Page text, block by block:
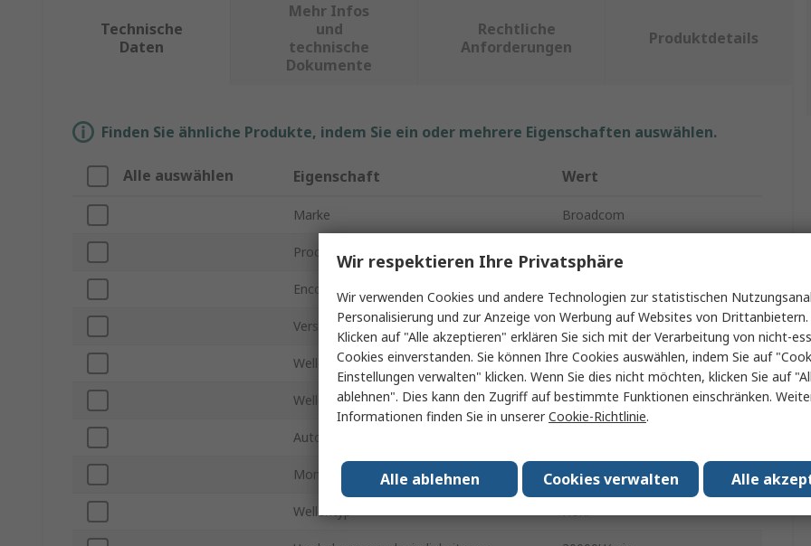
Technische
Daten
Mehr Infos
und
technische
Dokumente
Rechtliche
Anforderungen
Produktdetails
Finden Sie ähnliche Produkte, indem Sie ein oder mehrere Eigenschaften auswählen.
Alle auswählen Eigenschaft Wert
Marke Broadcom
Produkt Typ Optischer Encoder
Encoder Signal 2-Kanal Quadratur
Versorgungsspannung 5V dc
Wellendurchmesser 6mm
Wellenlänge 14mm
Automobilstandard
Montageart Standardmontage, Extern
Wellentyp Hohl
Wir respektieren Ihre Privatsphäre
Wir verwenden Cookies und andere Technologien zur statistischen
Personalisierung und zur Anzeige von Werbung auf Websites von
Klicken auf "Alle akzeptieren" erklären Sie sich mit der Verarbeitung von nicht-
Cookies einverstanden. Sie können Ihre Cookies auswählen, indem Sie auf
Einstellungen verwalten" klicken. Wenn Sie dies nicht möchten, klicken Sie auf
ablehnen". Dies kann den Zugriff auf bestimmte Funktionen einschränken.
Informationen finden Sie in unsererCookie-Richtlinie.
Alle
Cookies verwalten
Alle ablehnen